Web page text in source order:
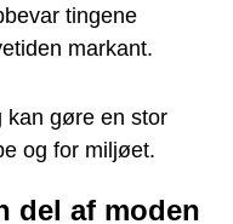
tingene
markant.
kan gøre en stor
og for miljøet.
del af moden